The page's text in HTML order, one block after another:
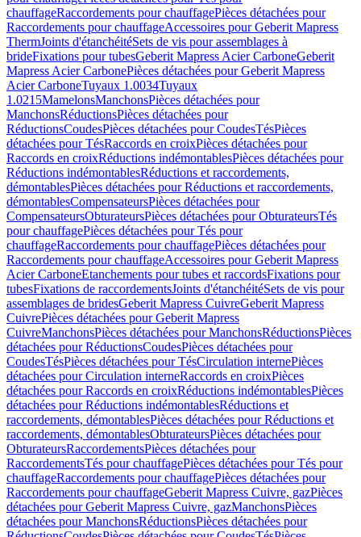
chauffageRaccordements pour chauffagePièces détachées pour
Raccordements pour chauffageAccessoires pour Geberit Mapress
ThermJoints d'étanchéitéSets de vis pour assemblages à
brideFixations pour tubesGeberit Mapress Acier CarboneGeberit
Mapress Acier CarbonePièces détachées pour Geberit Mapress
Acier CarboneTuyaux 1.0034Tuyaux
1.0215MamelonsManchonsPièces détachées pour
ManchonsRéductionsPièces détachées pour
RéductionsCoudesPièces détachées pour CoudesTésPièces
détachées pour TésRaccords en croixPièces détachées pour
Raccords en croixRéductions indémontablesPièces détachées pour
Réductions indémontablesRéductions et raccordements,
démontablesPièces détachées pour Réductions et raccordements,
démontablesCompensateursPièces détachées pour
CompensateursObturateursPièces détachées pour ObturateursTés
pour chauffagePièces détachées pour Tés pour
chauffageRaccordements pour chauffagePièces détachées pour
Raccordements pour chauffageAccessoires pour Geberit Mapress
Acier CarboneEtanchements pour tubes et raccordsFixations pour
tubesFixations de raccordementsJoints d'étanchéitéSets de vis pour
assemblages de bridesGeberit Mapress CuivreGeberit Mapress
CuivrePièces détachées pour Geberit Mapress
CuivreManchonsPièces détachées pour ManchonsRéductionsPièces
détachées pour RéductionsCoudesPièces détachées pour
CoudesTésPièces détachées pour TésCirculation internePièces
détachées pour Circulation interneRaccords en croixPièces
détachées pour Raccords en croixRéductions indémontablesPièces
détachées pour Réductions indémontablesRéductions et
raccordements, démontablesPièces détachées pour Réductions et
raccordements, démontablesObturateursPièces détachées pour
ObturateursRaccordementsPièces détachées pour
RaccordementsTés pour chauffagePièces détachées pour Tés pour
chauffageRaccordements pour chauffagePièces détachées pour
Raccordements pour chauffageGeberit Mapress Cuivre, gazPièces
détachées pour Geberit Mapress Cuivre, gazManchonsPièces
détachées pour ManchonsRéductionsPièces détachées pour